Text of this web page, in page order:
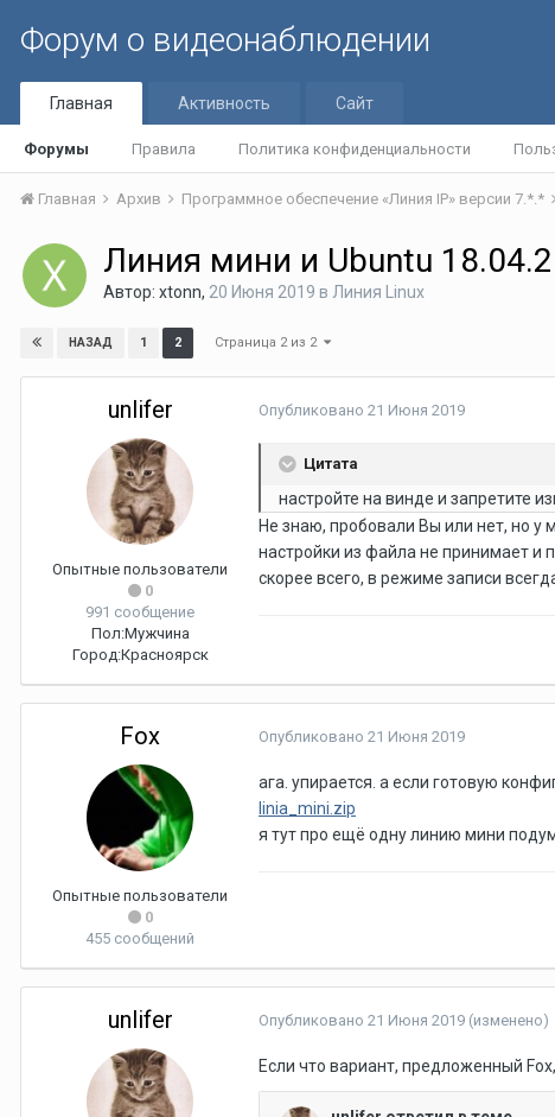
Форум о видеонаблюдении
Главная
Форумы Правила Политика конфиденциальности
Активность Сайт
Главная Архив Программное обеспечение «Линия IP» версии 7.*.*
Линия мини и Ubuntu 18.04.2
Автор: xtonn, 20 Июня 2019 в Линия Linux
НАЗАД 1 2 Страница 2 из 2
unlifer
Опытные пользователи
0
991 сообщение
Пол:Мужчина
Город:Красноярск
Опубликовано 21 Июня 2019
Цитата
настройте на винде и запретите
Не знаю, пробовали Вы или нет, но у
настройки из файла не принимает и
скорее всего, в режиме записи
Fox
Опытные пользователи
0
455 сообщений
Опубликовано 21 Июня 2019
ага. упирается. а если готовую
linia_mini.zip
я тут про ещё одну линию мини
unlifer Опубликовано 21 Июня 2019 (изменено)
Если что вариант, предложенный